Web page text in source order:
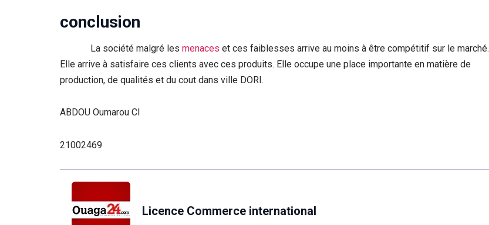
conclusion
La société malgré les menaces et ces faiblesses arrive au moins à être compétitif sur le marché.
Elle arrive à satisfaire ces clients avec ces produits. Elle occupe une place importante en matière de
production, de qualités et du cout dans ville DORI.
ABDOU Oumarou CI
21002469
Licence Commerce international